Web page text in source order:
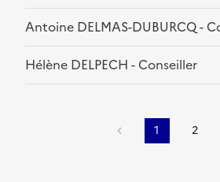
Antoine DELMAS-DUBURCQ -
Hélène DELPECH - Conseiller
1 2